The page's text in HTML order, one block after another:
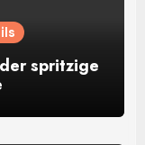
spritzige